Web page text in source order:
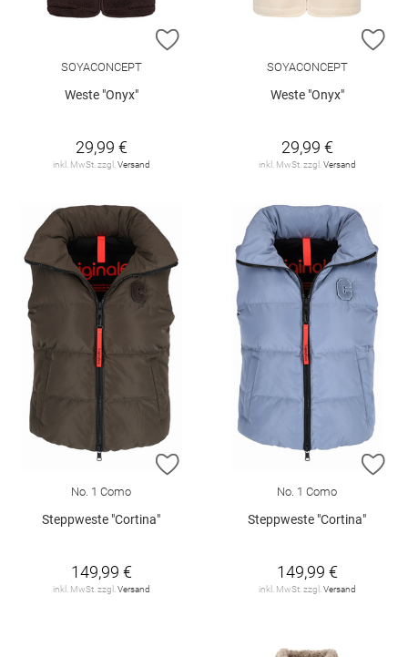
ZUR WUNSCHLISTE HINZUFÜGEN
SOYACONCEPT
Weste "Onyx"
29,99 €
inkl. MwSt. zzgl.Versand
SOYACONCEPT
Weste "Onyx"
29,99 €
inkl. MwSt. zzgl.Versand
ZUR WUNSCHLISTE HINZUFÜGEN
No. 1 Como
Steppweste "Cortina"
149,99 €
inkl. MwSt. zzgl. Versand
No. 1 Como
Steppweste "Cortina"
149,99 €
inkl. MwSt. zzgl. Versand